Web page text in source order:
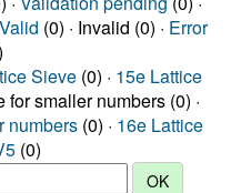
Valid (0) · Invalid (0) · Error
Sieve (0) · 15e Lattice
for smaller numbers (0) ·
numbers (0) · 16e Lattice
(0)